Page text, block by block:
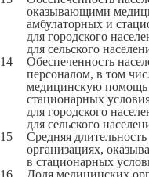
оказывающими
амбулаторных и
для городского
для сельского
14
Обеспеченность
персоналом, в том
медицинскую помощь
стационарных
для городского
для сельского
15
Средняя
организациях,
в стационарных
16
Доля медицинских